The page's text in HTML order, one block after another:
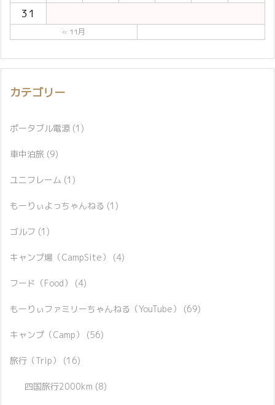
31
« 11月
カテゴリー
ポータブル電源 (1)
車中泊旅 (9)
ユニフレーム (1)
もーりぃよっちゃんねる (1)
ゴルフ (1)
キャンプ場（CampSite） (4)
フード（Food） (4)
もーりぃファミリーちゃんねる（YouTube） (69)
キャンプ（Camp） (56)
旅行（Trip） (16)
四国旅行2000km (8)